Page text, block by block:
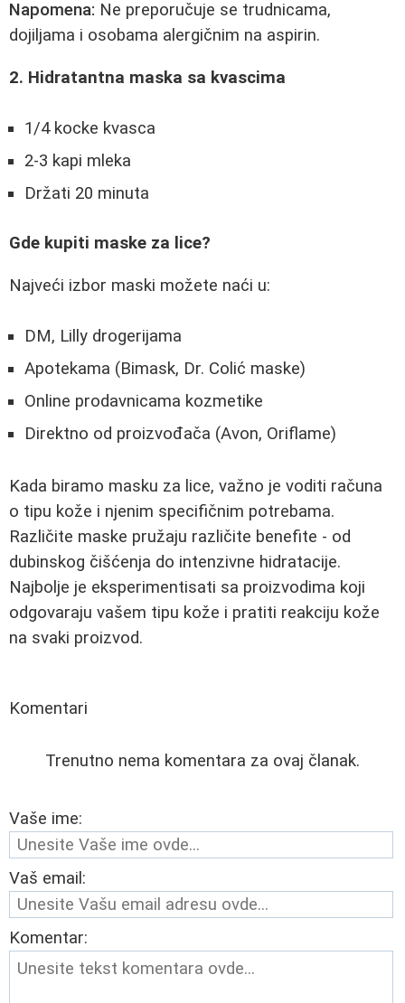
Napomena: Ne preporučuje se trudnicama,
dojiljama i osobama alergičnim na aspirin.
2. Hidratantna maska sa kvascima
1/4 kocke kvasca
2-3 kapi mleka
Držati 20 minuta
Gde kupiti maske za lice?
Najveći izbor maski možete naći u:
DM, Lilly drogerijama
Apotekama (Bimask, Dr. Colić maske)
Online prodavnicama kozmetike
Direktno od proizvođača (Avon, Oriflame)
Kada biramo masku za lice, važno je voditi računa
o tipu kože i njenim specifičnim potrebama.
Različite maske pružaju različite benefite - od
dubinskog čišćenja do intenzivne hidratacije.
Najbolje je eksperimentisati sa proizvodima koji
odgovaraju vašem tipu kože i pratiti reakciju kože
na svaki proizvod.
Komentari
Trenutno nema komentara za ovaj članak.
Vaše ime:
Vaš email:
Komentar: